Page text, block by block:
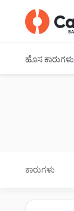
ಹೊಸ ಕಾರುಗಳು
ಕಾರುಗಳು